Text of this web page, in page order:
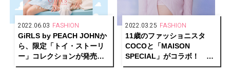
2022.06.03 FASHION
GiRLS by PEACH JOHNか
ら、限定「トイ・ストーリ
ー」コレクションが発売
中。井上咲楽＆なえなのに
2022.03.25 FASHION
11歳のファッショニスタ
COCOと「MAISON
SPECIAL」がコラボ！ 10
年後も色褪せない、着回し